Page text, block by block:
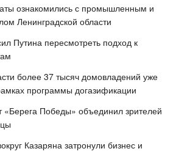
ознакомились с промышленным и
Ленинградской области
Путина пересмотреть подход к
более 37 тысяч домовладений уже
программы догазификации
«Берега Победы» объединил зрителей
Казаряна затронули бизнес и